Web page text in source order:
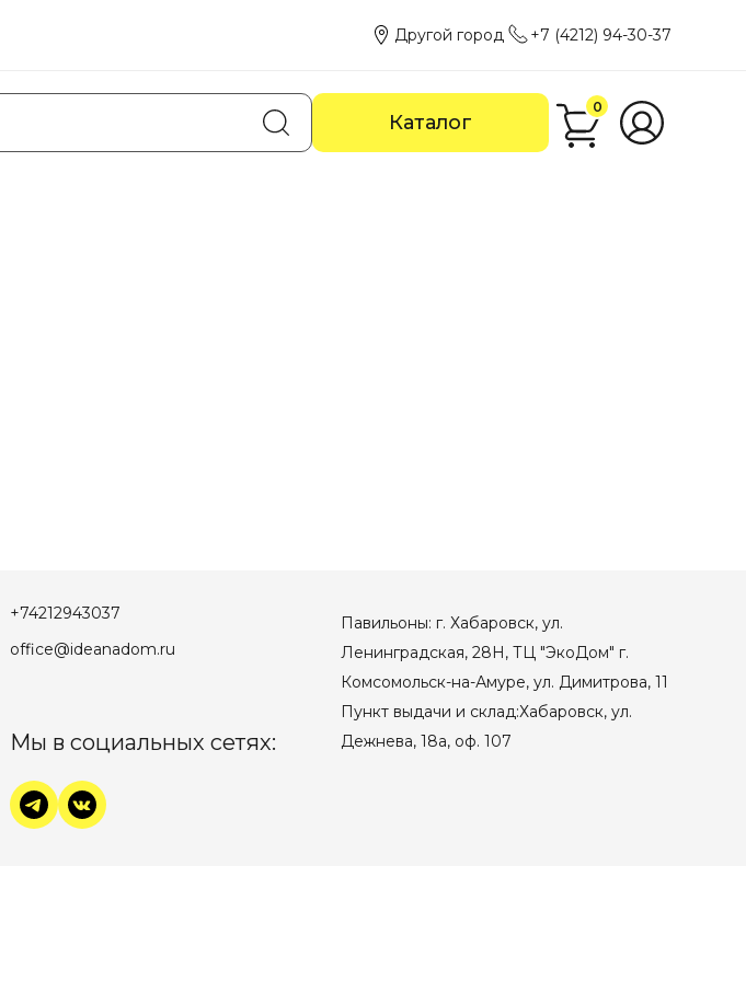
Другой город +7 (4212) 94-30-37
Каталог
0
+74212943037
office@ideanadom.ru
Мы в социальных сетях:
Павильоны: г. Хабаровск, ул.
Ленинградская, 28Н, ТЦ "ЭкоДом" г.
Комсомольск-на-Амуре, ул. Димитрова, 11
Пункт выдачи и склад:Хабаровск, ул.
Дежнева, 18а, оф. 107